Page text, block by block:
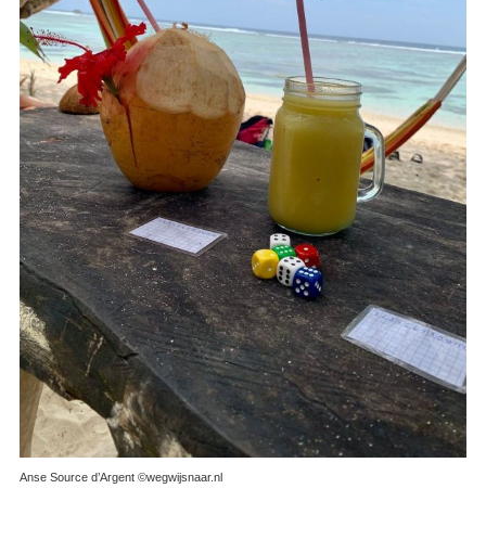
Anse Source d’Argent ©wegwijsnaar.nl